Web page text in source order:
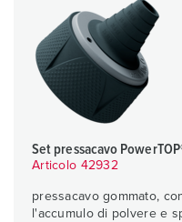
Set pressacavo
Articolo 42932
pressacavo gommato,
l'accumulo di polvere e